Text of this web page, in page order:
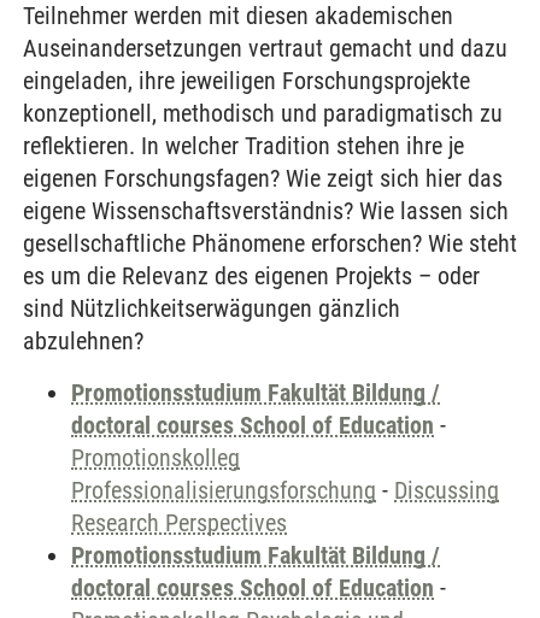
Teilnehmer werden mit diesen akademischen
Auseinandersetzungen vertraut gemacht und dazu
eingeladen, ihre jeweiligen Forschungsprojekte
konzeptionell, methodisch und paradigmatisch zu
reflektieren. In welcher Tradition stehen ihre je
eigenen Forschungsfagen? Wie zeigt sich hier das
eigene Wissenschaftsverständnis? Wie lassen sich
gesellschaftliche Phänomene erforschen? Wie steht
es um die Relevanz des eigenen Projekts – oder
sind Nützlichkeitserwägungen gänzlich
abzulehnen?
Promotionsstudium Fakultät Bildung /
doctoral courses School of Education -
Promotionskolleg
Professionalisierungsforschung - Discussing
Research Perspectives
Promotionsstudium Fakultät Bildung /
doctoral courses School of Education -